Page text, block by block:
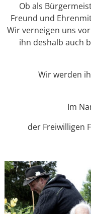
Ob als
Freund und
Wir verneigen uns
ihn deshalb auch
Wir werden ihm
Im Namen
der Freiwilligen
Die